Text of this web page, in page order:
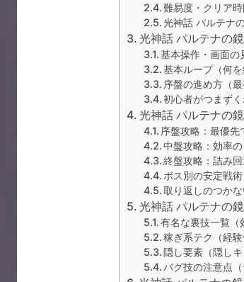
難易度・クリア
光神話 パルテナ
光神話 パルテナの
基本操作・画面の
基本ループ（何を
序盤の進め方（
初心者がつまず
光神話 パルテナの
序盤攻略：最優先
中盤攻略：効率
終盤攻略：詰み
ボス別の安定戦
取り返しのつかな
光神話 パルテナの
有名な裏技一覧（
稼ぎ系テク（経験
隠し要素（隠しキ
バグ技の注意点（